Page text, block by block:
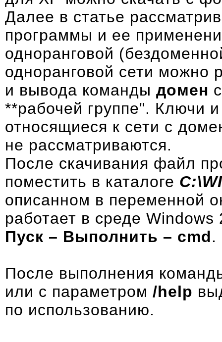
Далее в статье
программы и ее
одноранговой
одноранговой сети можно
и вывода команды домен
**рабочей группе". Ключи
относящиеся к сети с
не рассматриваются.
После скачивания файл
поместить в каталоге
описанном в переменной
работает в среде
Пуск – Выполнить – cmd.
После выполнения
или с параметром /help
по использованию.